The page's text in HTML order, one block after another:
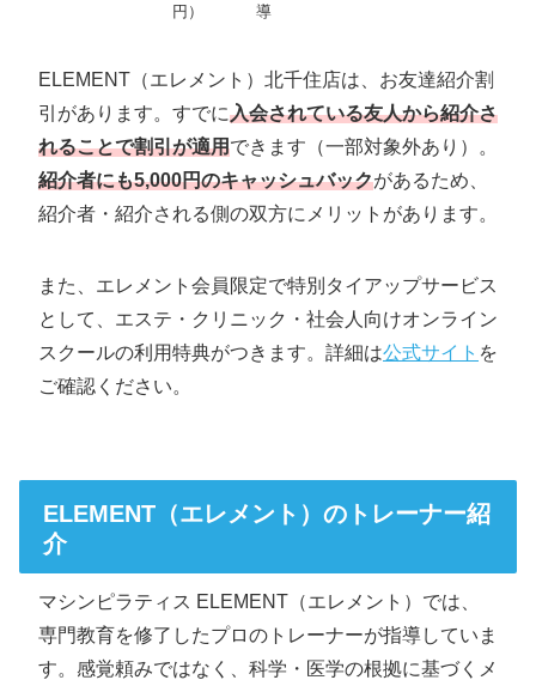
円） 導
ELEMENT（エレメント）北千住店は、お友達紹介割
引があります。すでに入会されている友人から紹介さ
れることで割引が適用できます（一部対象外あり）。
紹介者にも5,000円のキャッシュバックがあるため、
紹介者・紹介される側の双方にメリットがあります。
また、エレメント会員限定で特別タイアップサービス
として、エステ・クリニック・社会人向けオンライン
スクールの利用特典がつきます。詳細は公式サイト を
ご確認ください。
ELEMENT（エレメント）のトレーナー紹
介
マシンピラティス ELEMENT（エレメント）では、
専門教育を修了したプロのトレーナーが指導していま
す。感覚頼みではなく、科学・医学の根拠に基づくメ